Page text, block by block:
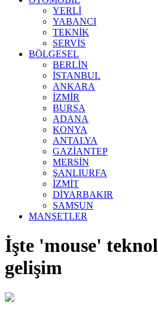
YERLİ
YABANCI
TEKNİK
SERVİS
BÖLGESEL
BERLİN
İSTANBUL
ANKARA
İZMİR
BURSA
ADANA
KONYA
ANTALYA
GAZİANTEP
MERSİN
ŞANLIURFA
İZMİT
DİYARBAKIR
SAMSUN
MANŞETLER
İşte 'mouse'
gelişim